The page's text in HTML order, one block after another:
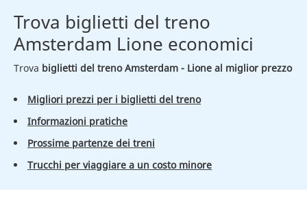
Trova biglietti del treno
Amsterdam Lione economici
Trova biglietti del treno Amsterdam - Lione al miglior prezzo
Migliori prezzi per i biglietti del treno
Informazioni pratiche
Prossime partenze dei treni
Trucchi per viaggiare a un costo minore